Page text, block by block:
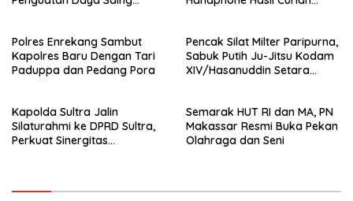
Polres Enrekang Sambut
Kapolres Baru Dengan Tari
Paduppa dan Pedang Pora
Pencak Silat Milter Paripurna,
Sabuk Putih Ju-Jitsu Kodam
XIV/Hasanuddin Setara
Kapolda Sultra Jalin
Silaturahmi ke DPRD Sultra,
Perkuat Sinergitas
Semarak HUT RI dan MA, PN
Makassar Resmi Buka Pekan
Olahraga dan Seni